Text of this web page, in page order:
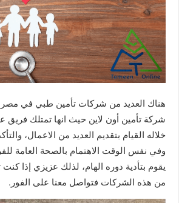
هناك العديد من شركات تأمين طبي في
شركة تأمين أون لاين حيث انها تمتلك
خلاله القيام بتقديم العديد من الاعمال،
وفي نفس الوقت الاهتمام بالصحة العامة
يقوم بتأدية دوره الهام، لذلك عزيزي إذا كنت
من هذه الشركات فتواصل معنا على الفور.